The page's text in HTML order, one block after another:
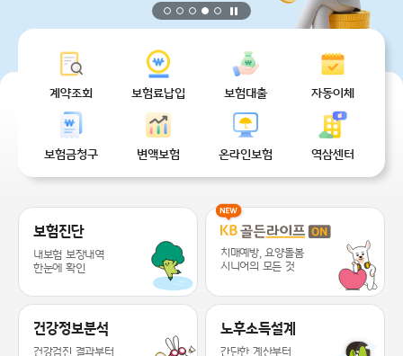
정지
무엇을 도와드릴까요?
계약조회 보험료납입 보험대출 자동이체
보험금청구 변액보험 온라인보험 역삼센터
KB라이프 케어 서비스 추천드릴게요 ~
보험진단
내보험 보장내역
한눈에 확인
치매예방, 요양돌봄
시니어의 모든 것
건강정보분석
건강검진 결과부터
노후소득설계
간단한 계산부터